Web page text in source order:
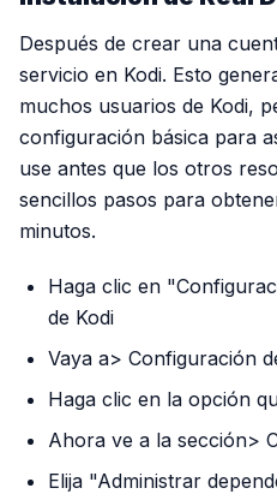
Después de crear una
servicio en Kodi. Esto
muchos usuarios de Kodi,
configuración básica para
use antes que los otros
sencillos pasos para
minutos.
Haga clic en
de Kodi
Vaya a> Configuración
Haga clic en la opción
Ahora ve a la sección>
Elija "Administrar